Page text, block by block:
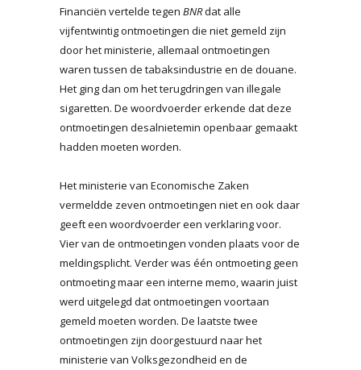
Financiën vertelde tegen BNRdat alle
vijfentwintig ontmoetingen die niet gemeld zijn
door het ministerie, allemaal ontmoetingen
waren tussen de tabaksindustrie en de douane.
Het ging dan om het terugdringen van illegale
sigaretten. De woordvoerder erkende dat deze
ontmoetingen desalnietemin openbaar gemaakt
hadden moeten worden.
Het ministerie van Economische Zaken
vermeldde zeven ontmoetingen niet en ook daar
geeft een woordvoerder een verklaring voor.
Vier van de ontmoetingen vonden plaats voor de
meldingsplicht. Verder was één ontmoeting geen
ontmoeting maar een interne memo, waarin juist
werd uitgelegd dat ontmoetingen voortaan
gemeld moeten worden. De laatste twee
ontmoetingen zijn doorgestuurd naar het
ministerie van Volksgezondheid en de